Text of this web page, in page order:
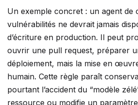
Un exemple concret : un agent de
vulnérabilités ne devrait jamais
d’écriture en production. Il peut
ouvrir une pull request, préparer
déploiement, mais la mise en
humain. Cette règle paraît
pourtant l’accident du “modèle
ressource ou modifie un